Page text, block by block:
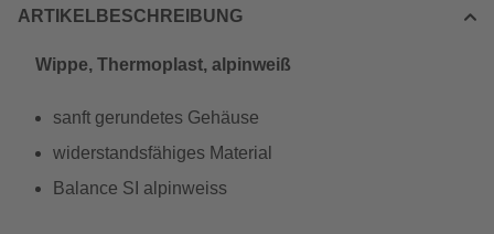
ARTIKELBESCHREIBUNG
Wippe, Thermoplast, alpinweiß
sanft gerundetes Gehäuse
widerstandsfähiges Material
Balance SI alpinweiss